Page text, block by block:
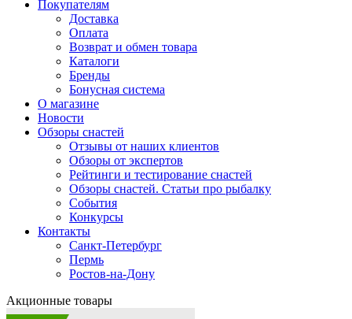
Покупателям
Доставка
Оплата
Возврат и обмен товара
Каталоги
Бренды
Бонусная система
О магазине
Новости
Обзоры снастей
Отзывы от наших клиентов
Обзоры от экспертов
Рейтинги и тестирование снастей
Обзоры снастей. Статьи про рыбалку
События
Конкурсы
Контакты
Санкт-Петербург
Пермь
Ростов-на-Дону
Акционные товары